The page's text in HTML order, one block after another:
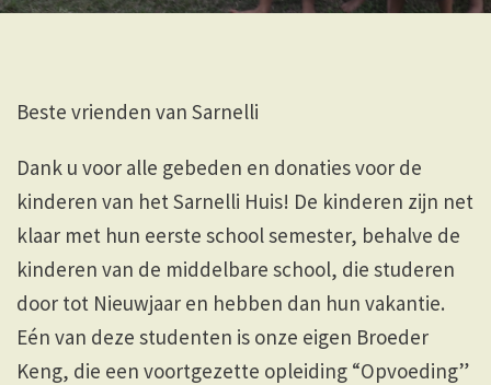
Beste vrienden van Sarnelli
Dank u voor alle gebeden en donaties voor de
kinderen van het Sarnelli Huis! De kinderen zijn net
klaar met hun eerste school semester, behalve de
kinderen van de middelbare school, die studeren
door tot Nieuwjaar en hebben dan hun vakantie.
Eén van deze studenten is onze eigen Broeder
Keng, die een voortgezette opleiding “Opvoeding”